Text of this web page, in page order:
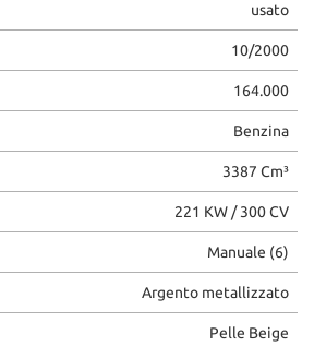
usato
10/2000
164.000
Benzina
3387 Cm³
221 KW / 300 CV
Manuale (6)
Argento metallizzato
Pelle Beige